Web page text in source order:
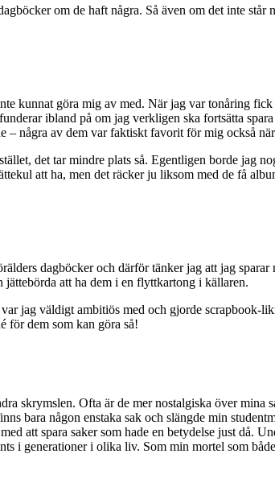
om de haft några. Så även om det inte
kunnat göra mig av med. När jag var tonåring
ibland på om jag verkligen ska fortsätta
– några av dem var faktiskt favorit för mig också
det tar mindre plats så. Egentligen borde jag
att ha, men det räcker ju liksom med de få
dagböcker och därför tänker jag att jag
att ha dem i en flyttkartong i källaren.
jag väldigt ambitiös med och gjorde scrapbook-
för dem som kan göra så!
skrymslen. Ofta är de mer nostalgiska över
bara någon enstaka sak och slängde min
att spara saker som hade en betydelse just då.
i generationer i olika liv. Som min mortel som